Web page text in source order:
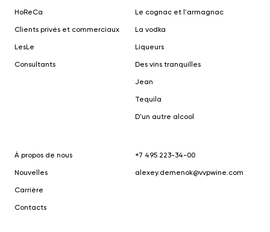
HoReCa
Clients privés et commerciaux
LesLe
Consultants
Le cognac et l'armagnac
La vodka
Liqueurs
Des vins tranquilles
Jean
Tequila
D'un autre alcool
À propos de nous
Nouvelles
Carrière
Contacts
+7 495 223-34-00
alexey.demenok@vvpwine.com